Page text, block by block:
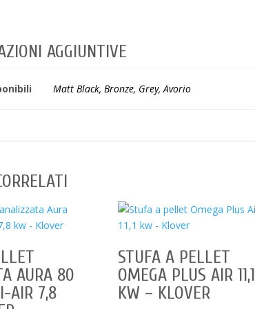
AGGIUNTIVE
Matt Black, Bronze, Grey, Avorio
AURA 80
AIR 7,8
STUFA A PELLET
OMEGA PLUS AIR 11,1
KW – KLOVER